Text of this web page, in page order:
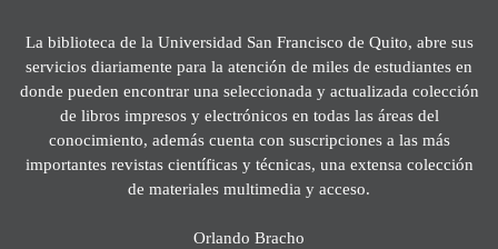
La biblioteca de la Universidad San Francisco de Quito, abre sus
servicios diariamente para la atención de miles de estudiantes en
donde pueden encontrar una seleccionada y actualizada colección
de libros impresos y electrónicos en todas las áreas del
conocimiento, además cuenta con suscripciones a las más
importantes revistas científicas y técnicas, una extensa colección
de materiales multimedia y acceso.
Orlando Bracho